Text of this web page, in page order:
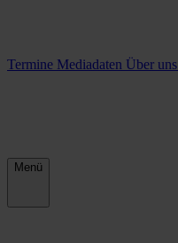
Termine Mediadaten Über uns
Menü